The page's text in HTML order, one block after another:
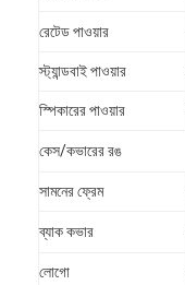
বাড়ি
পণ্য
ভিডিও
রেটেড পাওয়ার
স্ট্যান্ডবাই পাওয়ার
স্পিকারের পাওয়ার
কেস/কভারের রঙ
সামনের ফ্রেম
ব্যাক কভার
লোগো